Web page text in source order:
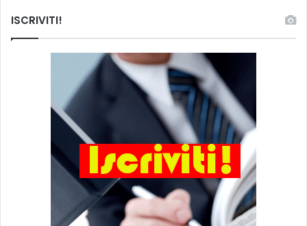
ISCRIVITI!